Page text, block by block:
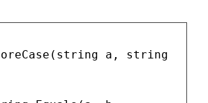
a, string